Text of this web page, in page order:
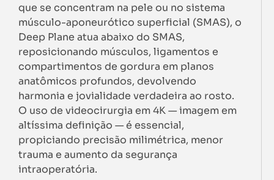
que se concentram na pele ou no sistema
músculo-aponeurótico superficial (SMAS), o
Deep Plane atua abaixo do SMAS,
reposicionando músculos, ligamentos e
compartimentos de gordura em planos
anatômicos profundos, devolvendo
harmonia e jovialidade verdadeira ao rosto.
O uso de videocirurgia em 4K — imagem em
altíssima definição — é essencial,
propiciando precisão milimétrica, menor
trauma e aumento da segurança
intraoperatória.